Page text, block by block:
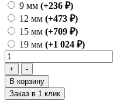
9 мм (+236 ₽)
12 мм (+473 ₽)
15 мм (+709 ₽)
19 мм (+1 024 ₽)
В корзину
Заказ в 1 клик